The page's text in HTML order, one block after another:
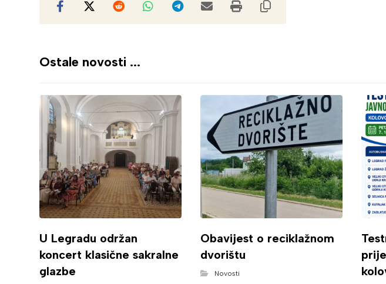
Ostale novosti ...
U Legradu održan
koncert klasične sakralne
glazbe
Obavijest o reciklažnom
dvorištu
Novosti